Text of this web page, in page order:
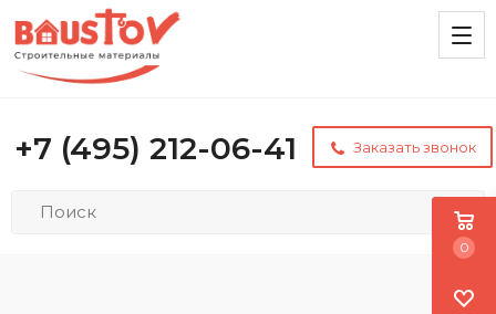
+7 (495) 212-06-41 Заказать звонок
0